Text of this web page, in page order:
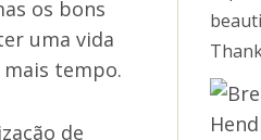
os bons
uma vida
tempo.
de